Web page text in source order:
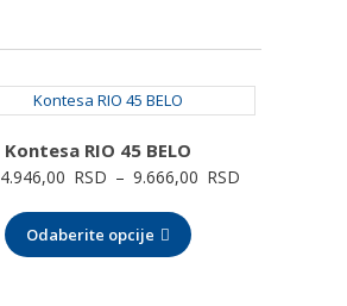
Kontesa RIO 45 BELO
4.946,00 RSD – 9.666,00 RSD
Odaberite opcije